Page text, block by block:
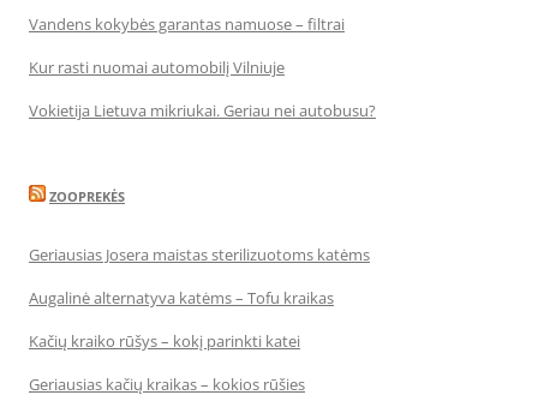
Vandens kokybės garantas namuose – filtrai
Kur rasti nuomai automobilį Vilniuje
Vokietija Lietuva mikriukai. Geriau nei autobusu?
ZOOPREKĖS
Geriausias Josera maistas sterilizuotoms katėms
Augalinė alternatyva katėms – Tofu kraikas
Kačių kraiko rūšys – kokį parinkti katei
Geriausias kačių kraikas – kokios rūšies